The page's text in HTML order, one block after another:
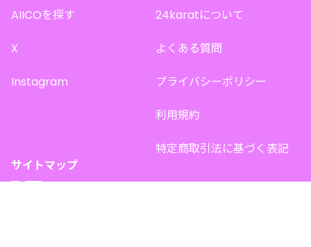
AIICOを探す
X
Instagram
24karatについて
よくある質問
プライバシーポリシー
利用規約
特定商取引法に基づく表記
サイトマップ